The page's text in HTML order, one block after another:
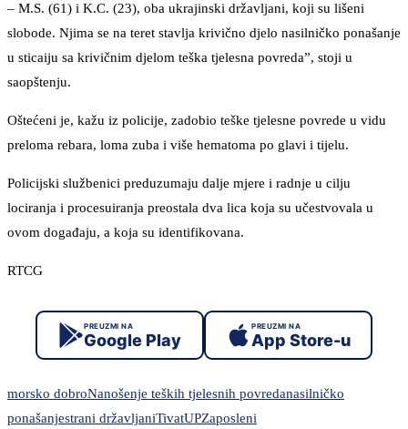
– M.S. (61) i K.C. (23), oba ukrajinski državljani, koji su lišeni
slobode. Njima se na teret stavlja krivično djelo nasilničko ponašanje
u sticaiju sa krivičnim djelom teška tjelesna povreda”, stoji u
saopštenju.
Oštećeni je, kažu iz policije, zadobio teške tjelesne povrede u vidu
preloma rebara, loma zuba i više hematoma po glavi i tijelu.
Policijski službenici preduzumaju dalje mjere i radnje u cilju
lociranja i procesuiranja preostala dva lica koja su učestvovala u
ovom događaju, a koja su identifikovana.
RTCG
PREUZMI NA
Google Play
PREUZMI NA
App Store-u
morsko dobroNanošenje teških tjelesnih povredanasilničko
ponašanjestrani državljaniTivatUPZaposleni